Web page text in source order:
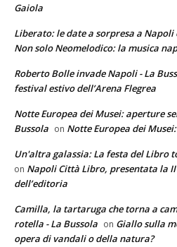
Gaiola
Liberato: le date a sorpresa a Napoli
Non solo Neomelodico: la musica
Roberto Bolle invade Napoli - La
festival estivo dell’Arena Flegrea
Notte Europea dei Musei: aperture
Bussola on Notte Europea dei
Un'altra galassia: La festa del Libro
on Napoli Città Libro, presentata la
dell’editoria
Camilla, la tartaruga che torna a
rotella - La Bussola on Giallo sulla
opera di vandali o della natura?